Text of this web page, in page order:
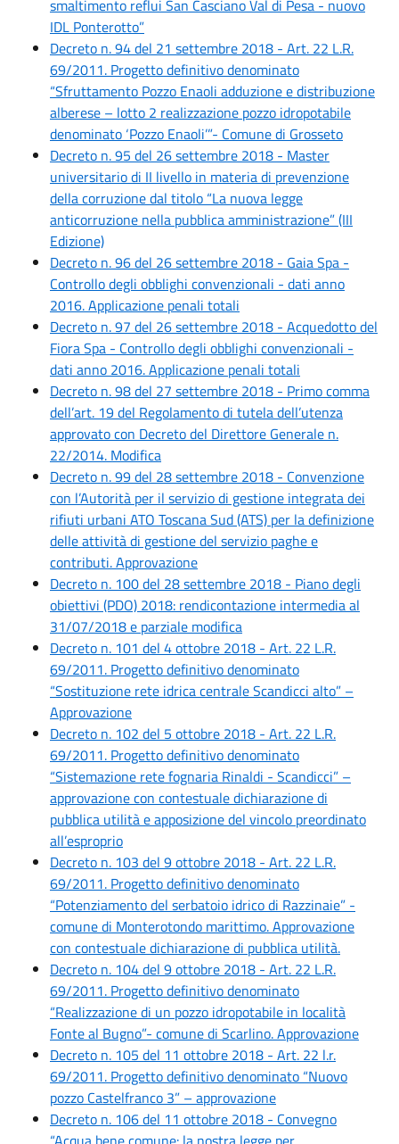
smaltimento reflui San Casciano Val di Pesa - nuovo
IDL Ponterotto”
Decreto n. 94 del 21 settembre 2018 - Art. 22 L.R.
69/2011. Progetto definitivo denominato
“Sfruttamento Pozzo Enaoli adduzione e distribuzione
alberese – lotto 2 realizzazione pozzo idropotabile
denominato ‘Pozzo Enaoli’”- Comune di Grosseto
Decreto n. 95 del 26 settembre 2018 - Master
universitario di II livello in materia di prevenzione
della corruzione dal titolo “La nuova legge
anticorruzione nella pubblica amministrazione” (III
Edizione)
Decreto n. 96 del 26 settembre 2018 - Gaia Spa -
Controllo degli obblighi convenzionali - dati anno
2016. Applicazione penali totali
Decreto n. 97 del 26 settembre 2018 - Acquedotto del
Fiora Spa - Controllo degli obblighi convenzionali -
dati anno 2016. Applicazione penali totali
Decreto n. 98 del 27 settembre 2018 - Primo comma
dell’art. 19 del Regolamento di tutela dell’utenza
approvato con Decreto del Direttore Generale n.
22/2014. Modifica
Decreto n. 99 del 28 settembre 2018 - Convenzione
con l’Autorità per il servizio di gestione integrata dei
rifiuti urbani ATO Toscana Sud (ATS) per la definizione
delle attività di gestione del servizio paghe e
contributi. Approvazione
Decreto n. 100 del 28 settembre 2018 - Piano degli
obiettivi (PDO) 2018: rendicontazione intermedia al
31/07/2018 e parziale modifica
Decreto n. 101 del 4 ottobre 2018 - Art. 22 L.R.
69/2011. Progetto definitivo denominato
“Sostituzione rete idrica centrale Scandicci alto” –
Approvazione
Decreto n. 102 del 5 ottobre 2018 - Art. 22 L.R.
69/2011. Progetto definitivo denominato
“Sistemazione rete fognaria Rinaldi - Scandicci” –
approvazione con contestuale dichiarazione di
pubblica utilità e apposizione del vincolo preordinato
all’esproprio
Decreto n. 103 del 9 ottobre 2018 - Art. 22 L.R.
69/2011. Progetto definitivo denominato
“Potenziamento del serbatoio idrico di Razzinaie” -
comune di Monterotondo marittimo. Approvazione
con contestuale dichiarazione di pubblica utilità.
Decreto n. 104 del 9 ottobre 2018 - Art. 22 L.R.
69/2011. Progetto definitivo denominato
“Realizzazione di un pozzo idropotabile in località
Fonte al Bugno”- comune di Scarlino. Approvazione
Decreto n. 105 del 11 ottobre 2018 - Art. 22 l.r.
69/2011. Progetto definitivo denominato “Nuovo
pozzo Castelfranco 3” – approvazione
Decreto n. 106 del 11 ottobre 2018 - Convegno